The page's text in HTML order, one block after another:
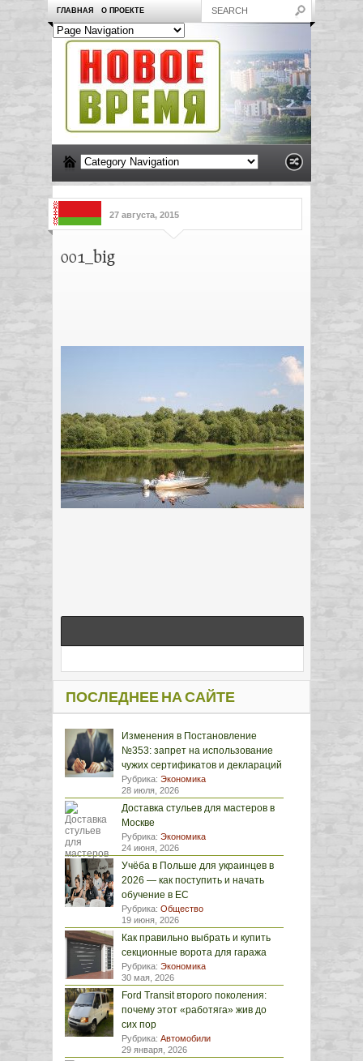
ГЛАВНАЯ О ПРОЕКТЕ
27 августа, 2015
001_big
ПОСЛЕДНЕЕ НА САЙТЕ
Изменения в Постановление
№353: запрет на использование
чужих сертификатов и деклараций
Рубрика: Экономика
28 июля, 2026
Доставка стульев для мастеров в
Москве
Рубрика: Экономика
24 июня, 2026
Учёба в Польше для украинцев в
2026 — как поступить и начать
обучение в ЕС
Рубрика: Общество
19 июня, 2026
Как правильно выбрать и купить
секционные ворота для гаража
Рубрика: Экономика
30 мая, 2026
Ford Transit второго поколения:
почему этот «работяга» жив до
сих пор
Рубрика: Автомобили
29 января, 2026